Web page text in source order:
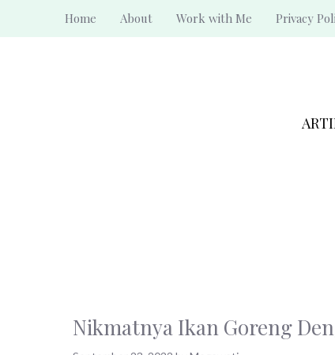
Home About Work with Me Privacy
Nikmatnya Ikan Goreng